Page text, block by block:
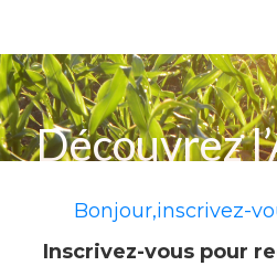
Découvrez
Bonjour,inscrivez-
Inscrivez-vous pour